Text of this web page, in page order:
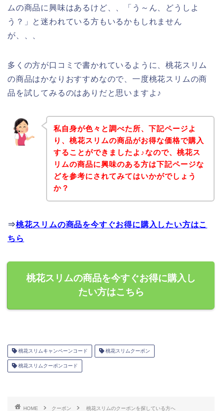
ムの商品に興味はあるけど、、「う～ん、どうしよ
う？」と迷われている方もいるかもしれません
が、、、
多くの方が口コミで書かれているように、桃花スリム
の商品はかなりおすすめなので、一度桃花スリムの商
品を試してみるのはありだと思いますよ♪
私自身が色々と調べた所、下記ページよ
り、桃花スリムの商品がお得な価格で購入
することができましたよ♪なので、桃花ス
リムの商品に興味のある方は下記ページな
どを参考にされてみてはいかがでしょう
か？
⇒桃花スリムの商品を今すぐお得に購入したい方はこ
ちら
桃花スリムの商品を今すぐお得に購入し
たい方はこちら
桃花スリムキャンペーンコード 桃花スリムクーポン
桃花スリムクーポンコード
HOME クーポン 桃花スリムのクーポンを探している方へ